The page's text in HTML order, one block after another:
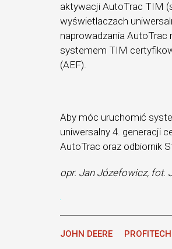
aktywacji AutoTrac TIM
wyświetlaczach
naprowadzania
systemem TIM
(AEF).
Aby móc uruchomić
uniwersalny 4. generacji
AutoTrac oraz odbiornik
opr. Jan Józefowicz, fot.
JOHN DEERE